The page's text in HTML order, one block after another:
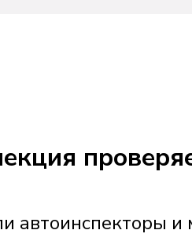
автоинспекторы и